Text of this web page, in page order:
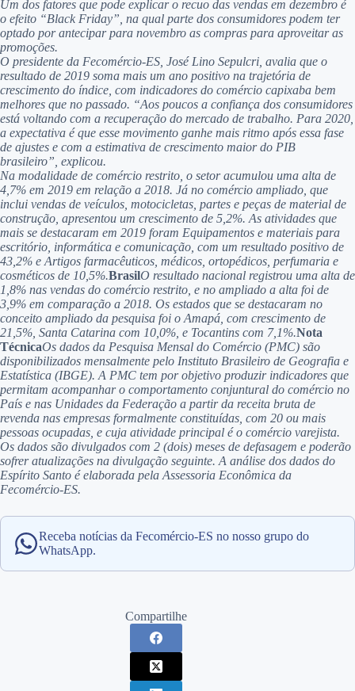
Um dos fatores que pode explicar o recuo das vendas em dezembro é
o efeito “Black Friday”, na qual parte dos consumidores podem ter
optado por antecipar para novembro as compras para aproveitar as
promoções.
O presidente da Fecomércio-ES, José Lino Sepulcri, avalia que o
resultado de 2019 soma mais um ano positivo na trajetória de
crescimento do índice, com indicadores do comércio capixaba bem
melhores que no passado. “Aos poucos a confiança dos consumidores
está voltando com a recuperação do mercado de trabalho. Para 2020,
a expectativa é que esse movimento ganhe mais ritmo após essa fase
de ajustes e com a estimativa de crescimento maior do PIB
brasileiro”, explicou.
Na modalidade de comércio restrito, o setor acumulou uma alta de
4,7% em 2019 em relação a 2018. Já no comércio ampliado, que
inclui vendas de veículos, motocicletas, partes e peças de material de
construção, apresentou um crescimento de 5,2%. As atividades que
mais se destacaram em 2019 foram Equipamentos e materiais para
escritório, informática e comunicação, com um resultado positivo de
43,2% e Artigos farmacêuticos, médicos, ortopédicos, perfumaria e
cosméticos de 10,5%.BrasilO resultado nacional registrou uma alta de
1,8% nas vendas do comércio restrito, e no ampliado a alta foi de
3,9% em comparação a 2018. Os estados que se destacaram no
conceito ampliado da pesquisa foi o Amapá, com crescimento de
21,5%, Santa Catarina com 10,0%, e Tocantins com 7,1%.Nota
TécnicaOs dados da Pesquisa Mensal do Comércio (PMC) são
disponibilizados mensalmente pelo Instituto Brasileiro de Geografia e
Estatística (IBGE). A PMC tem por objetivo produzir indicadores que
permitam acompanhar o comportamento conjuntural do comércio no
País e nas Unidades da Federação a partir da receita bruta de
revenda nas empresas formalmente constituídas, com 20 ou mais
pessoas ocupadas, e cuja atividade principal é o comércio varejista.
Os dados são divulgados com 2 (dois) meses de defasagem e poderão
sofrer atualizações na divulgação seguinte. A análise dos dados do
Espírito Santo é elaborada pela Assessoria Econômica da
Fecomércio-ES.
Receba notícias da Fecomércio-ES no nosso grupo do
WhatsApp.
Compartilhe